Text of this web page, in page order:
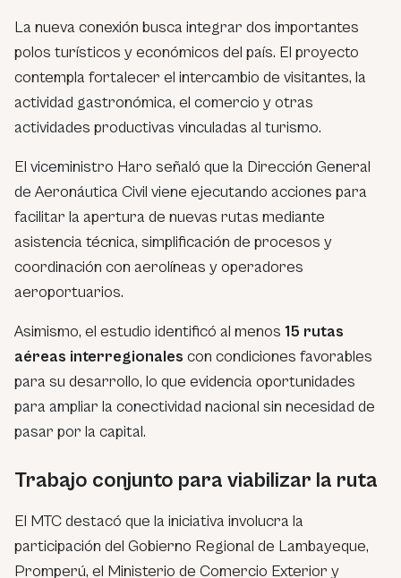
La nueva conexión busca integrar dos importantes
polos turísticos y económicos del país. El proyecto
contempla fortalecer el intercambio de visitantes, la
actividad gastronómica, el comercio y otras
actividades productivas vinculadas al turismo.
El viceministro Haro señaló que la Dirección General
de Aeronáutica Civil viene ejecutando acciones para
facilitar la apertura de nuevas rutas mediante
asistencia técnica, simplificación de procesos y
coordinación con aerolíneas y operadores
aeroportuarios.
Asimismo, el estudio identificó al menos 15 rutas
aéreas interregionales con condiciones favorables
para su desarrollo, lo que evidencia oportunidades
para ampliar la conectividad nacional sin necesidad de
pasar por la capital.
Trabajo conjunto para viabilizar la ruta
El MTC destacó que la iniciativa involucra la
participación del Gobierno Regional de Lambayeque,
Promperú, el Ministerio de Comercio Exterior y